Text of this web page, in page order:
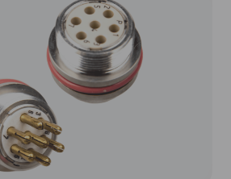
(855) 932-68-46
(855) 934-92-27
(843) 202-37-10
(843) 202-37-57
Закрыть